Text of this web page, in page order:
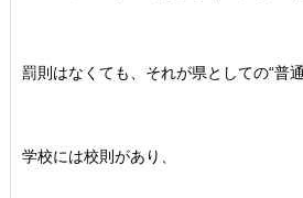
罰則はなくても、それが県としての“普通
学校には校則があり、